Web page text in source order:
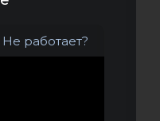
Не работает?